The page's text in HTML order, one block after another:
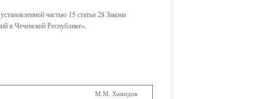
частью 15 статьи 28 Закона
в Чеченской Республике».
М.М. Хамидов